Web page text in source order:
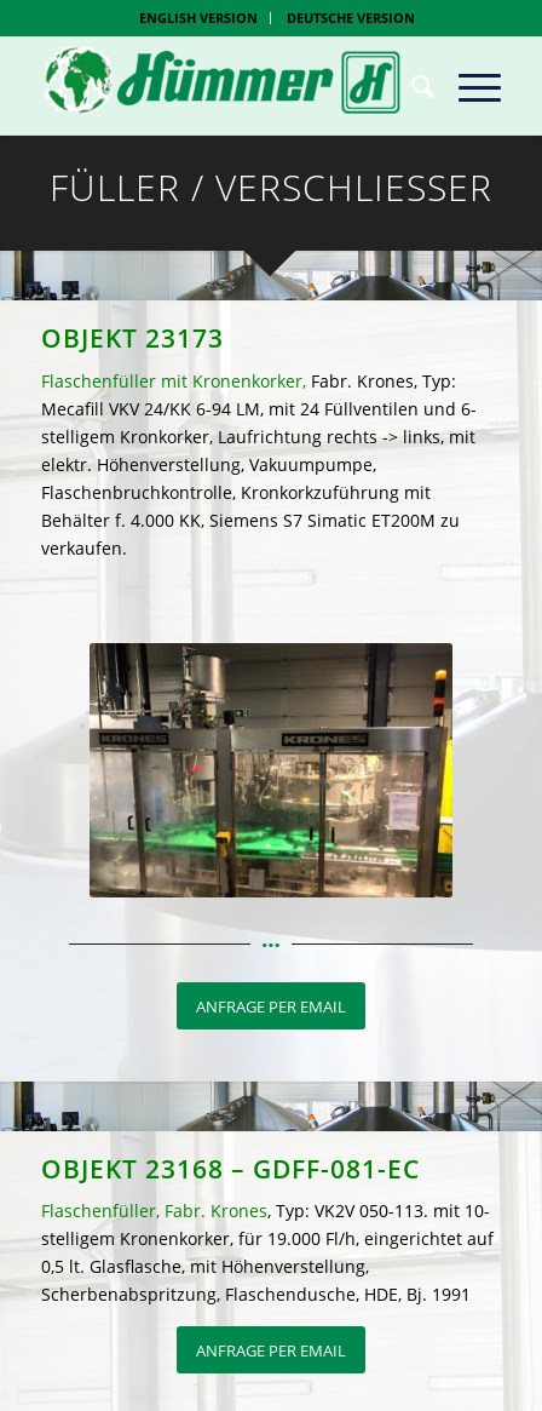
ENGLISH VERSION DEUTSCHE VERSION
FÜLLER / VERSCHLIESSER
OBJEKT 23173
Flaschenfüller mit Kronenkorker,Fabr. Krones, Typ:
Mecafill VKV 24/KK 6-94 LM, mit 24 Füllventilen und 6-
stelligem Kronkorker, Laufrichtung rechts -> links, mit
elektr. Höhenverstellung, Vakuumpumpe,
Flaschenbruchkontrolle, Kronkorkzuführung mit
Behälter f. 4.000 KK, Siemens S7 Simatic ET200M zu
verkaufen.
ANFRAGE PER EMAIL
OBJEKT 23168 – GDFF-081-EC
Flaschenfüller, Fabr. Krones, Typ: VK2V 050-113. mit 10-
stelligem Kronenkorker, für 19.000 Fl/h, eingerichtet auf
0,5 lt. Glasflasche, mit Höhenverstellung,
Scherbenabspritzung, Flaschendusche, HDE, Bj. 1991
ANFRAGE PER EMAIL